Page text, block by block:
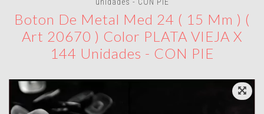
Boton De Metal Med 24 ( 15 Mm ) (
Art 20670 ) Color PLATA VIEJA X
144 Unidades - CON PIE